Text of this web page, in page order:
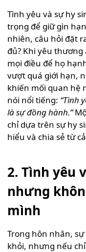
Tình yêu và sự hy
trọng để giữ gìn
nhiên, câu hỏi đặt
đủ? Khi yêu
mọi điều để họ
vượt quá giới hạn,
khiến mối quan hệ
nói nổi tiếng: “Tình
là sự đồng hành.”
chỉ dựa trên sự hy
hiểu và chia sẻ từ
2. Tình yêu
nhưng
mình
Trong hôn nhân,
khỏi, nhưng nếu